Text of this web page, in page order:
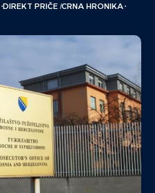
DIREKT PRIČE CRNA HRONIKA